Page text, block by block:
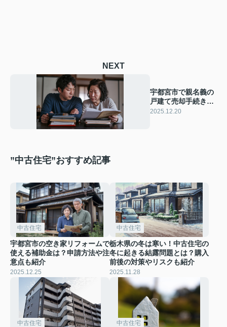
NEXT
宇都宮市で親名義の
戸建て売却手続きは
どうする？必要な流
2025.12.20
”中古住宅”おすすめ記事
中古住宅
宇都宮市の空き家リフォームで
使える補助金は？申請方法や注
意点も紹介
2025.12.25
中古住宅
栃木県の冬は寒い！中古住宅の
冬に起きる結露問題とは？購入
前後の対策やリスクも紹介
2025.11.28
中古住宅 中古住宅